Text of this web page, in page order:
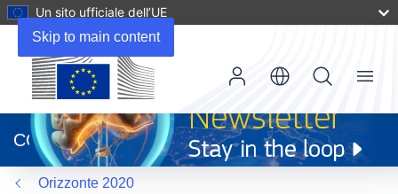
Skip to main content
Un sito ufficiale dell’UE
apre
in
una
nuova
CORDIS
Menu
Orizzonte 2020